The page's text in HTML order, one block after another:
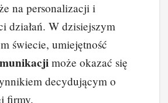
na personalizacji i
działań. W dzisiejszym
świecie, umiejętność
może okazać się
decydującym o
firmy.